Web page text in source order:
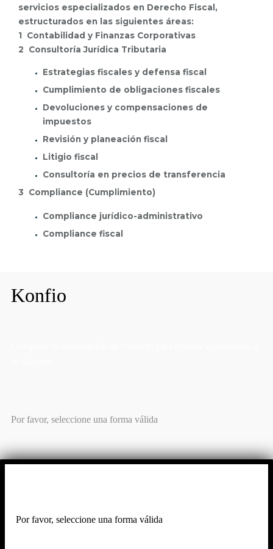
servicios especializados en Derecho Fiscal,
estructurados en las siguientes áreas:
1 Contabilidad y Finanzas Corporativas
2 Consultoría Jurídica Tributaria
Estrategias fiscales y defensa fiscal
Cumplimiento de obligaciones fiscales
Devoluciones y compensaciones de
impuestos
Revisión y planeación fiscal
Litigio fiscal
Consultoría en precios de transferencia
3 Compliance (Cumplimiento)
Compliance jurídico-administrativo
Compliance fiscal
Konfio
Por favor, seleccione una forma válida
Por favor, seleccione una forma válida